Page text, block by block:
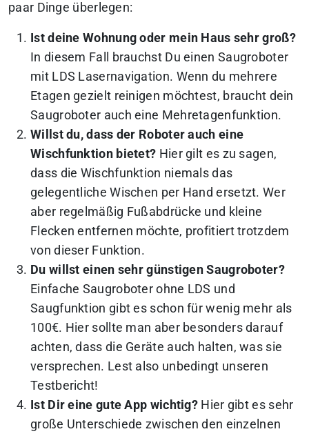
paar Dinge überlegen:
Ist deine Wohnung oder mein Haus sehr groß?
In diesem Fall brauchst Du einen Saugroboter
mit LDS Lasernavigation. Wenn du mehrere
Etagen gezielt reinigen möchtest, braucht dein
Saugroboter auch eine Mehretagenfunktion.
Willst du, dass der Roboter auch eine
Wischfunktion bietet? Hier gilt es zu sagen,
dass die Wischfunktion niemals das
gelegentliche Wischen per Hand ersetzt. Wer
aber regelmäßig Fußabdrücke und kleine
Flecken entfernen möchte, profitiert trotzdem
von dieser Funktion.
Du willst einen sehr günstigen Saugroboter?
Einfache Saugroboter ohne LDS und
Saugfunktion gibt es schon für wenig mehr als
100€. Hier sollte man aber besonders darauf
achten, dass die Geräte auch halten, was sie
versprechen. Lest also unbedingt unseren
Testbericht!
Ist Dir eine gute App wichtig? Hier gibt es sehr
große Unterschiede zwischen den einzelnen